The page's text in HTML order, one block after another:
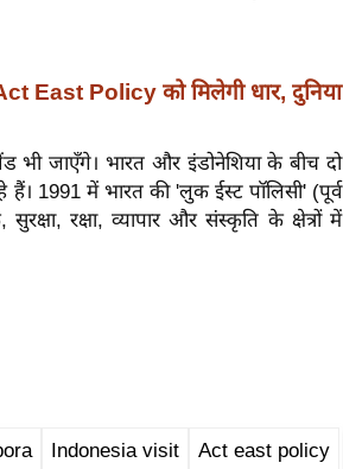
East Policy को मिलेगी धार, दुनिया
भी जाएँगे। भारत और इंडोनेशिया के बीच दो
हैं। 1991 में भारत की 'लुक ईस्ट पॉलिसी' (पूर्व
रक्षा, व्यापार और संस्कृति के क्षेत्रों में
Indonesia visit Act east policy